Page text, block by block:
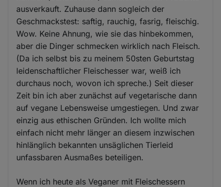
ausverkauft. Zuhause dann sogleich der
Geschmackstest: saftig, rauchig, fasrig, fleischig.
Wow. Keine Ahnung, wie sie das hinbekommen,
aber die Dinger schmecken wirklich nach Fleisch.
(Da ich selbst bis zu meinem 50sten Geburtstag
leidenschaftlicher Fleischesser war, weiß ich
durchaus noch, wovon ich spreche.) Seit dieser
Zeit bin ich aber zunächst auf vegetarische dann
auf vegane Lebensweise umgestiegen. Und zwar
einzig aus ethischen Gründen. Ich wollte mich
einfach nicht mehr länger an diesem inzwischen
hinlänglich bekannten unsäglichen Tierleid
unfassbaren Ausmaßes beteiligen.
Wenn ich heute als Veganer mit Fleischessern